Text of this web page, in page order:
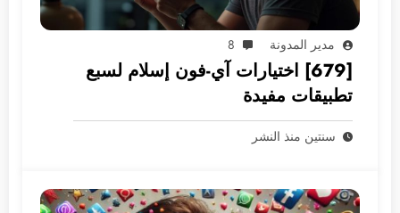
مدير المدونة 8
[679] اختيارات آي-فون إسلام لسبع
تطبيقات مفيدة
سنتين منذ النشر